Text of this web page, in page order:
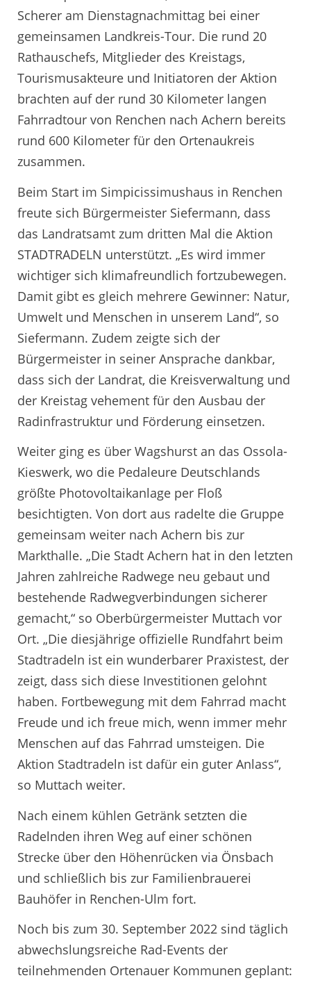
Scherer am Dienstagnachmittag bei einer
gemeinsamen Landkreis-Tour. Die rund 20
Rathauschefs, Mitglieder des Kreistags,
Tourismusakteure und Initiatoren der Aktion
brachten auf der rund 30 Kilometer langen
Fahrradtour von Renchen nach Achern bereits
rund 600 Kilometer für den Ortenaukreis
zusammen.
Beim Start im Simpicissimushaus in Renchen
freute sich Bürgermeister Siefermann, dass
das Landratsamt zum dritten Mal die Aktion
STADTRADELN unterstützt. „Es wird immer
wichtiger sich klimafreundlich fortzubewegen.
Damit gibt es gleich mehrere Gewinner: Natur,
Umwelt und Menschen in unserem Land“, so
Siefermann. Zudem zeigte sich der
Bürgermeister in seiner Ansprache dankbar,
dass sich der Landrat, die Kreisverwaltung und
der Kreistag vehement für den Ausbau der
Radinfrastruktur und Förderung einsetzen.
Weiter ging es über Wagshurst an das Ossola-
Kieswerk, wo die Pedaleure Deutschlands
größte Photovoltaikanlage per Floß
besichtigten. Von dort aus radelte die Gruppe
gemeinsam weiter nach Achern bis zur
Markthalle. „Die Stadt Achern hat in den letzten
Jahren zahlreiche Radwege neu gebaut und
bestehende Radwegverbindungen sicherer
gemacht,“ so Oberbürgermeister Muttach vor
Ort. „Die diesjährige offizielle Rundfahrt beim
Stadtradeln ist ein wunderbarer Praxistest, der
zeigt, dass sich diese Investitionen gelohnt
haben. Fortbewegung mit dem Fahrrad macht
Freude und ich freue mich, wenn immer mehr
Menschen auf das Fahrrad umsteigen. Die
Aktion Stadtradeln ist dafür ein guter Anlass“,
so Muttach weiter.
Nach einem kühlen Getränk setzten die
Radelnden ihren Weg auf einer schönen
Strecke über den Höhenrücken via Önsbach
und schließlich bis zur Familienbrauerei
Bauhöfer in Renchen-Ulm fort.
Noch bis zum 30. September 2022 sind täglich
abwechslungsreiche Rad-Events der
teilnehmenden Ortenauer Kommunen geplant: